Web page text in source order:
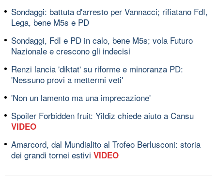
Sondaggi: battuta d'arresto per Vannacci; rifiatano FdI,
Lega, bene M5s e PD
Sondaggi, FdI e PD in calo, bene M5s; vola Futuro
Nazionale e crescono gli indecisi
Renzi lancia 'diktat' su riforme e minoranza PD:
'Nessuno provi a mettermi veti'
'Non un lamento ma una imprecazione'
Spoiler Forbidden fruit: Yildiz chiede aiuto a Cansu
VIDEO
Amarcord, dal Mundialito al Trofeo Berlusconi: storia
dei grandi tornei estivi VIDEO